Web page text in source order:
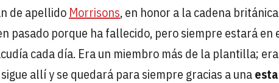
de apellido Morrisons, en honor a la cadena
pasado porque ha fallecido, pero siempre estará en
cada día. Era un miembro más de la plantilla;
allí y se quedará para siempre gracias a una